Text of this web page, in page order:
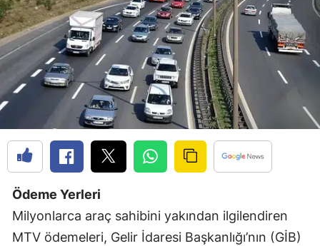
Bursa
Çanakkale
Çankırı
Çorum
Denizli
Diyarbakır
Elazığ
Ödeme Yerleri
Milyonlarca araç sahibini yakından ilgilendiren
MTV ödemeleri, Gelir İdaresi Başkanlığı’nın (GİB)